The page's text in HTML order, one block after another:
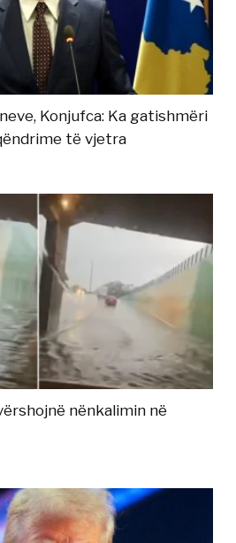
Konjufca: Ka gatishmëri
të vjetra
nënkalimin në